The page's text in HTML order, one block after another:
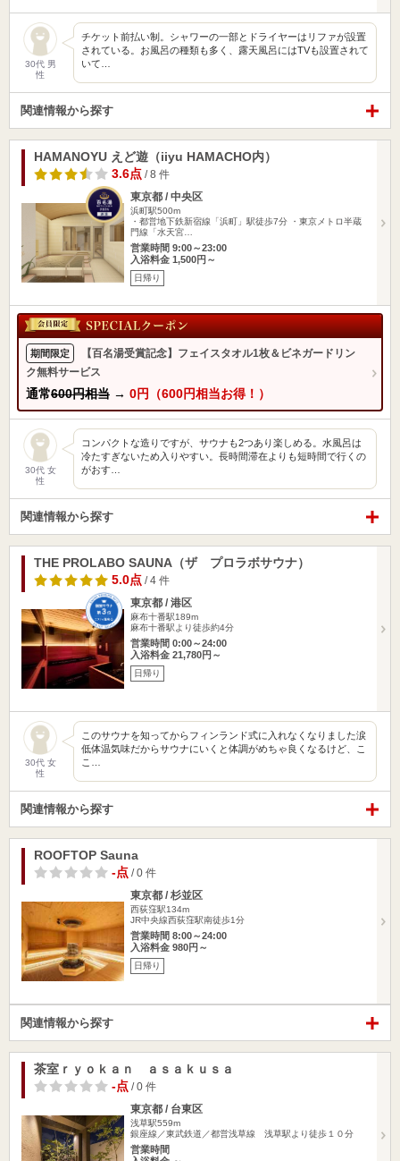
30代 男
性
チケット前払い制。シャワーの一部とドライヤーはリファが設置
されている。お風呂の種類も多く、露天風呂にはTVも設置されて
いて…
関連情報から探す
HAMANOYU えど遊（iiyu HAMACHO内）
3.6点 / 8 件
東京都 / 中央区
浜町駅500m
・都営地下鉄新宿線「浜町」駅徒歩7分 ・東京メトロ半蔵
門線「水天宮…
営業時間 9:00～23:00
入浴料金 1,500円～
日帰り
期間限定
【百名湯受賞記念】フェイスタオル1枚＆ビネガードリン
ク無料サービス
通常600円相当 → 0円（600円相当お得！）
30代 女
性
コンパクトな造りですが、サウナも2つあり楽しめる。水風呂は
冷たすぎないため入りやすい。長時間滞在よりも短時間で行くの
がおす…
関連情報から探す
THE PROLABO SAUNA（ザ プロラボサウナ）
5.0点 / 4 件
東京都 / 港区
麻布十番駅189m
麻布十番駅より徒歩約4分
営業時間 0:00～24:00
入浴料金 21,780円～
日帰り
30代 女
性
このサウナを知ってからフィンランド式に入れなくなりました涙
低体温気味だからサウナにいくと体調がめちゃ良くなるけど、こ
こ…
関連情報から探す
ROOFTOP Sauna
-点 / 0 件
東京都 / 杉並区
西荻窪駅134m
JR中央線西荻窪駅南徒歩1分
営業時間 8:00～24:00
入浴料金 980円～
日帰り
関連情報から探す
茶室ｒｙｏｋａｎ ａｓａｋｕｓａ
-点 / 0 件
東京都 / 台東区
浅草駅559m
銀座線／東武鉄道／都営浅草線 浅草駅より徒歩１０分
営業時間